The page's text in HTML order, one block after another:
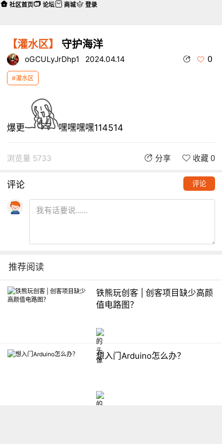
【灌水区】 守护海洋
oGCULyJrDhp1 2024.04.14 0
#灌水区
爆更 嘿嘿嘿嘿114514
浏览量 5733 分享 收藏 0
评论 评论
推荐阅读
铁熊玩创客 | 创客项目缺少高颜
值电路图？
想入门Arduino怎么办？
社区首页 论坛 商城 登录